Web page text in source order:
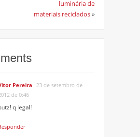
luminária de
materiais reciclados»
Pereira 23 de setembro de
de 0:46
q legal!